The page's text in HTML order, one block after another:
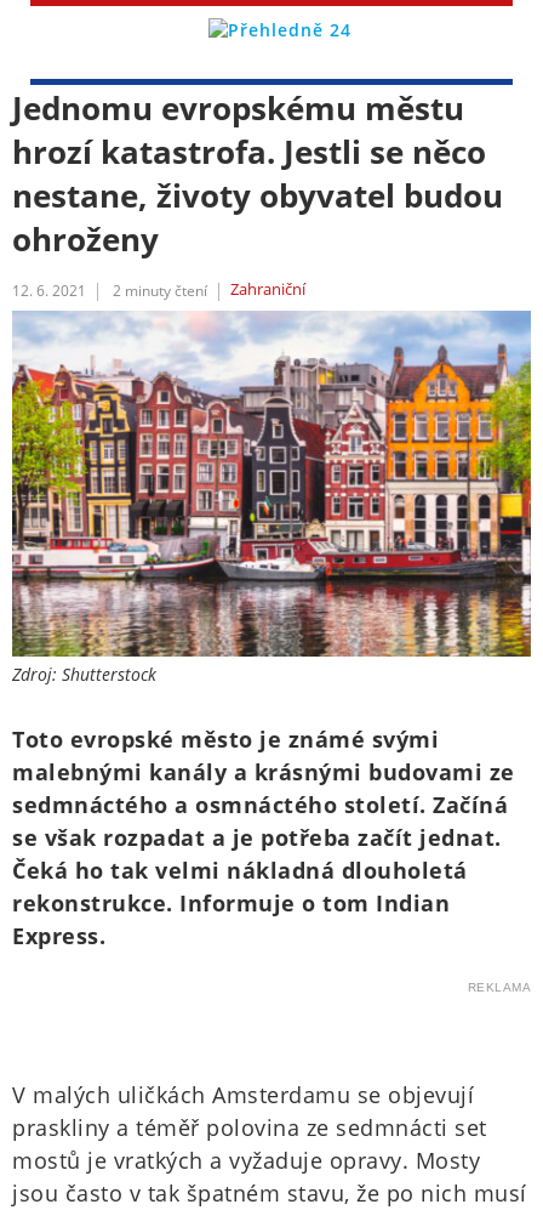
Jednomu evropskému městu
hrozí katastrofa. Jestli se něco
nestane, životy obyvatel budou
ohroženy
12. 6. 2021 2 minuty čtení Zahraniční
Zdroj: Shutterstock
Toto evropské město je známé svými
malebnými kanály a krásnými budovami ze
sedmnáctého a osmnáctého století. Začíná
se však rozpadat a je potřeba začít jednat.
Čeká ho tak velmi nákladná dlouholetá
rekonstrukce. Informuje o tom Indian
Express.
REKLAMA
V malých uličkách Amsterdamu se objevují
praskliny a téměř polovina ze sedmnácti set
mostů je vratkých a vyžaduje opravy. Mosty
jsou často v tak špatném stavu, že po nich musí